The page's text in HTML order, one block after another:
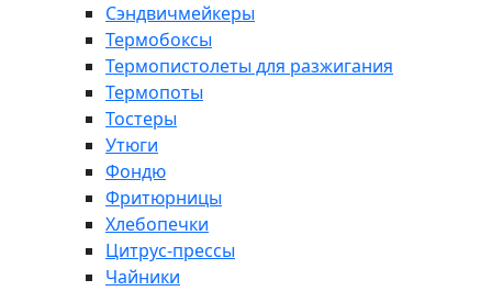
Сэндвичмейкеры
Термобоксы
Термопистолеты для разжигания
Термопоты
Тостеры
Утюги
Фондю
Фритюрницы
Хлебопечки
Цитрус-прессы
Чайники